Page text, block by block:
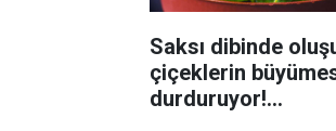
Saksı dibinde
çiçeklerin
durduruyor!